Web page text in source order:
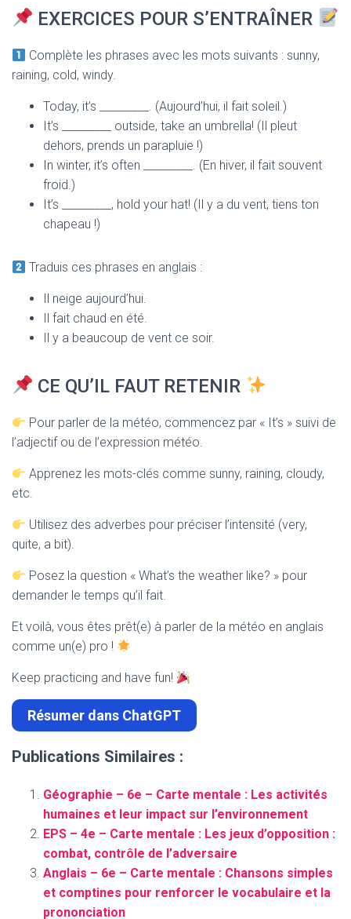
EXERCICES POUR S’ENTRAÎNER
Complète les phrases avec les mots suivants : sunny,
raining, cold, windy.
Today, it’s _________. (Aujourd’hui, il fait soleil.)
It’s _________ outside, take an umbrella! (Il pleut
dehors, prends un parapluie !)
In winter, it’s often _________. (En hiver, il fait souvent
froid.)
It’s _________, hold your hat! (Il y a du vent, tiens ton
chapeau !)
Traduis ces phrases en anglais :
Il neige aujourd’hui.
Il fait chaud en été.
Il y a beaucoup de vent ce soir.
CE QU’IL FAUT RETENIR
Pour parler de la météo, commencez par « It’s » suivi de
l’adjectif ou de l’expression météo.
Apprenez les mots-clés comme sunny, raining, cloudy,
etc.
Utilisez des adverbes pour préciser l’intensité (very,
quite, a bit).
Posez la question « What’s the weather like? » pour
demander le temps qu’il fait.
Et voilà, vous êtes prêt(e) à parler de la météo en anglais
comme un(e) pro !
Keep practicing and have fun!
Résumer dans ChatGPT
Publications Similaires :
Géographie – 6e – Carte mentale : Les activités
humaines et leur impact sur l’environnement
EPS – 4e – Carte mentale : Les jeux d’opposition :
combat, contrôle de l’adversaire
Anglais – 6e – Carte mentale : Chansons simples
et comptines pour renforcer le vocabulaire et la
prononciation